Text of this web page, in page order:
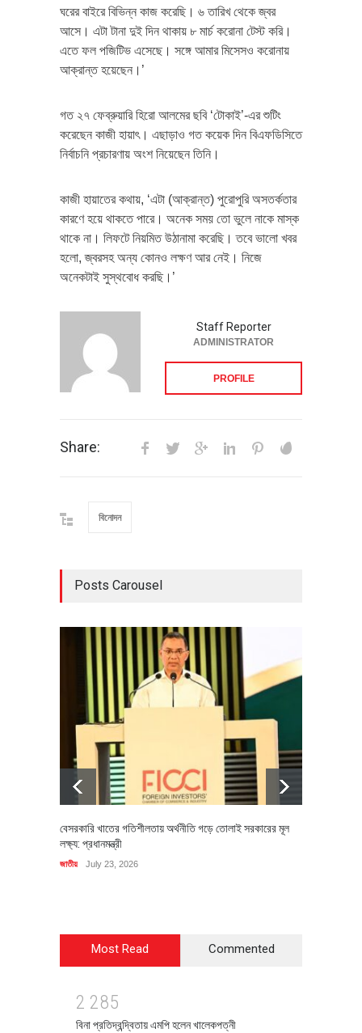
ঘরের বাইরে বিভিন্ন কাজ করেছি। ৬ তারিখ থেকে জ্বর
আসে। এটা টানা দুই দিন থাকায় ৮ মার্চ করোনা টেস্ট করি।
এতে ফল পজিটিভ এসেছে। সঙ্গে আমার মিসেসও করোনায়
আক্রান্ত হয়েছেন।’
গত ২৭ ফেব্রুয়ারি হিরো আলমের ছবি ‘টোকাই’-এর শুটিং
করেছেন কাজী হায়াৎ। এছাড়াও গত কয়েক দিন বিএফডিসিতে
নির্বাচনি প্রচারণায় অংশ নিয়েছেন তিনি।
কাজী হায়াতের কথায়, ‘এটা (আক্রান্ত) পুরোপুরি অসতর্কতার
কারণে হয়ে থাকতে পারে। অনেক সময় তো ভুলে নাকে মাস্ক
থাকে না। লিফটে নিয়মিত উঠানামা করেছি। তবে ভালো খবর
হলো, জ্বরসহ অন্য কোনও লক্ষণ আর নেই। নিজে
অনেকটাই সুস্থবোধ করছি।’
Staff Reporter
ADMINISTRATOR
PROFILE
Share:
বিনোদন
Posts Carousel
বেসরকারি খাতের গতিশীলতায় অর্থনীতি গড়ে তোলাই সরকারের মূল
লক্ষ্য: প্রধানমন্ত্রী
জাতীয় July 23, 2026
Most Read Commented
2 285
বিনা প্রতিদ্বন্দ্বিতায় এমপি হলেন খালেকপত্নী